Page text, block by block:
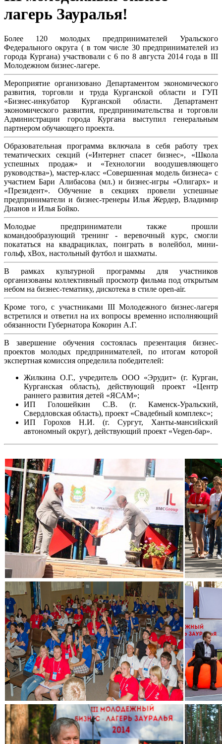
лагерь Зауралья!
Более 120 молодых предпринимателей Уральского
Федерального округа ( в том числе 30 предпринимателей из
города Кургана) участвовали с 6 по 8 августа 2014 года в III
Молодежном бизнес-лагере.
Мероприятие организовано Департаментом экономического
развития, торговли и труда Курганской области и ГУП
«Бизнес-инкубатор Курганской области. Департамент
экономического развития, предпринимательства и торговли
Администрации города Кургана выступил генеральным
партнером обучающего проекта.
Образовательная программа включала в себя работу трех
тематических секций («Интернет спасет бизнес», «Школа
успешных продаж» и «Технологии воодушевляющего
руководства»), мастер-класс «Совершенная модель бизнеса» с
участием Бари Алибасова (мл.) и бизнес-игры «Олигарх» и
«Президент». Обучение в секциях провели успешные
предприниматели и бизнес-тренеры Илья Жердер, Владимир
Дианов и Илья Бойко.
Молодые предприниматели также прошли
командообразующий тренинг - веревочный курс, смогли
покататься на квадрациклах, поиграть в волейбол, мини-
гольф, xBox, настольный футбол и шахматы.
В рамках культурной программы для участников
организованы коллективный просмотр фильма под открытым
небом на бизнес-тематику, дискотека в стиле open-air.
Кроме того, с участниками III Молодежного бизнес-лагеря
встретился и ответил на их вопросы временно исполняющий
обязанности Губернатора Кокорин А.Г.
В завершение обучения состоялась презентация бизнес-
проектов молодых предпринимателей, по итогам которой
экспертная комиссия определила победителей:
Жилкина О.Г., учредитель ООО «Эрудит» (г. Курган,
Курганская область), действующий проект «Центр
раннего развития детей «ЯСАМ»;
ИП Голошейкин С.В. (г. Каменск-Уральский,
Свердловская область), проект «Свадебный комплекс»;
ИП Горохов Н.И. (г. Сургут, Ханты-мансийский
автономный округ), действующий проект «Vegen-бар».